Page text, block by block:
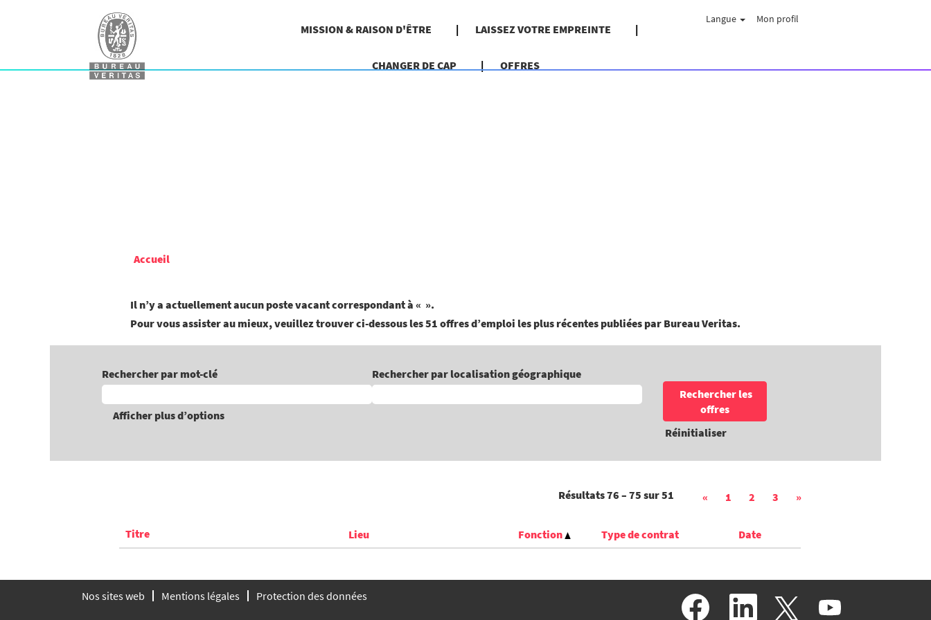
MISSION & RAISON D'ÊTRE LAISSEZ VOTRE EMPREINTE
CHANGER DE CAP OFFRES
Langue Mon profil
Accueil
Il n’y a actuellement aucun poste vacant correspondant à « ».
Pour vous assister au mieux, veuillez trouver ci-dessous les 51 offres d’emploi les plus récentes publiées par Bureau Veritas.
Rechercher par mot-clé Rechercher par localisation géographique
Afficher plus d’options
Réinitialiser
Résultats76 – 75 sur51 « 1 2 3 »
Titre Lieu Fonction Type de contrat Date
Nos sites web Mentions légales Protection des données
S
S
S